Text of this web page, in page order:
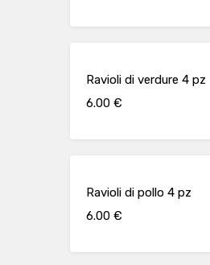
Ravioli di verdure 4 pz
6.00 €
Ravioli di pollo 4 pz
6.00 €